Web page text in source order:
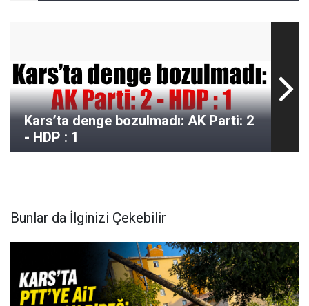
Kars’ta denge bozulmadı: AK Parti: 2
- HDP : 1
Bunlar da İlginizi Çekebilir